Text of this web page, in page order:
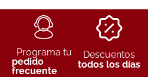
Programa tu
pedido
frecuente
Descuentos
todos los días